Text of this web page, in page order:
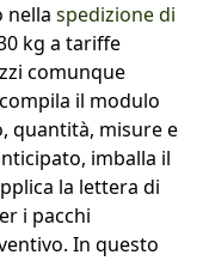
nella spedizione di
kg a tariffe
comunque
il modulo
quantità, misure e
imballa il
la lettera di
i pacchi
In questo